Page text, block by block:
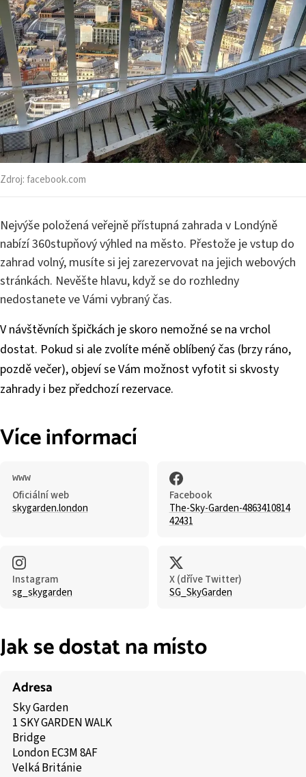
Zdroj:facebook.com
Nejvýše položená veřejně přístupná zahrada v Londýně
nabízí 360stupňový výhled na město. Přestože je vstup do
zahrad volný, musíte si jej zarezervovat na jejich webových
stránkách. Nevěšte hlavu, když se do rozhledny
nedostanete ve Vámi vybraný čas.
V návštěvních špičkách je skoro nemožné se na vrchol
dostat. Pokud si ale zvolíte méně oblíbený čas (brzy ráno,
pozdě večer), objeví se Vám možnost vyfotit si skvosty
zahrady i bez předchozí rezervace.
Více informací
Oficiální web
skygarden.london
Facebook
The-Sky-Garden-4863410814
42431
Instagram
sg_skygarden
X (dříve Twitter)
SG_SkyGarden
Jak se dostat na místo
Adresa
Sky Garden
1 SKY GARDEN WALK
Bridge
London EC3M 8AF
Velká Británie